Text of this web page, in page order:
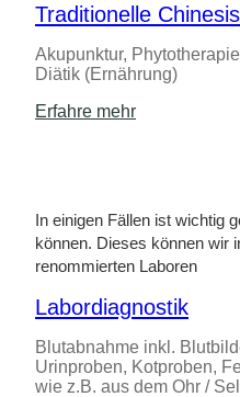
Traditionelle
Akupunktur,
Diätik (Ernährung)
Erfahre mehr
In einigen Fällen ist wichtig
können. Dieses können wir
renommierten Laboren
Labordiagnostik
Blutabnahme inkl.
Urinproben, Kotproben,
wie z.B. aus dem Ohr /